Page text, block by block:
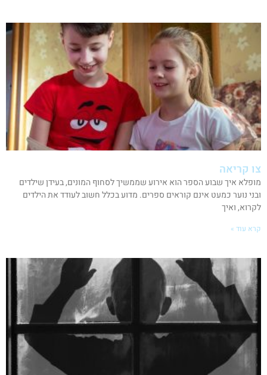
צו קריאה
מופלא איך שבוע הספר הוא אירוע שממשיך לסחוף המונים, בעידן שילדים
ובני נוער כמעט אינם קוראים ספרים. מדוע בכלל חשוב לעודד את הילדים
לקרוא, ואיך
קרא עוד »